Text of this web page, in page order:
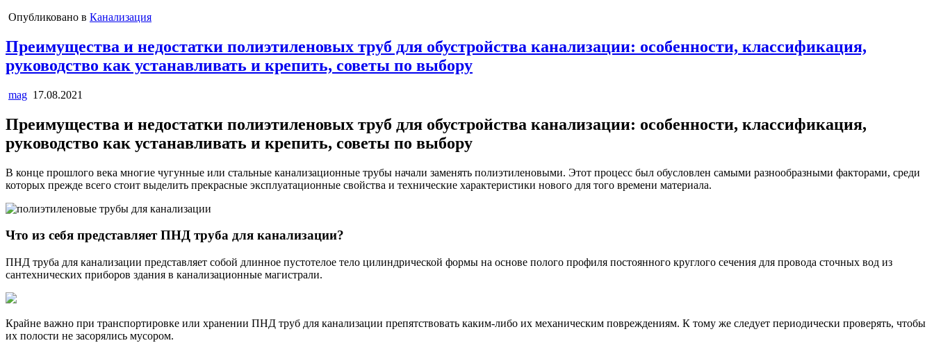
Опубликовано в Канализация
Преимущества и недостатки полиэтиленовых труб для обустройства канализации: особенности, классификация,
руководство как устанавливать и крепить, советы по выбору
mag 17.08.2021
Преимущества и недостатки полиэтиленовых труб для обустройства канализации: особенности, классификация,
руководство как устанавливать и крепить, советы по выбору
В конце прошлого века многие чугунные или стальные канализационные трубы начали заменять полиэтиленовыми. Этот процесс был обусловлен самыми разнообразными факторами, среди
которых прежде всего стоит выделить прекрасные эксплуатационные свойства и технические характеристики нового для того времени материала.
Что из себя представляет ПНД труба для канализации?
ПНД труба для канализации представляет собой длинное пустотелое тело цилиндрической формы на основе полого профиля постоянного круглого сечения для провода сточных вод из
сантехнических приборов здания в канализационные магистрали.
Крайне важно при транспортировке или хранении ПНД труб для канализации препятствовать каким-либо их механическим повреждениям. К тому же следует периодически проверять, чтобы
их полости не засорялись мусором.